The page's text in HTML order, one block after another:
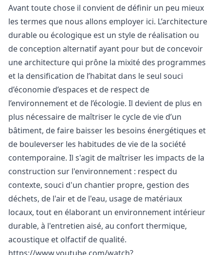
Avant toute chose il convient de définir un peu mieux
les termes que nous allons employer ici. L’architecture
durable ou écologique est un style de réalisation ou
de conception alternatif ayant pour but de concevoir
une architecture qui prône la mixité des programmes
et la densification de l’habitat dans le seul souci
d’économie d’espaces et de respect de
l’environnement et de l’écologie. Il devient de plus en
plus nécessaire de maîtriser le cycle de vie d’un
bâtiment, de faire baisser les besoins énergétiques et
de bouleverser les habitudes de vie de la société
contemporaine. Il s'agit de maîtriser les impacts de la
construction sur l'environnement : respect du
contexte, souci d'un chantier propre, gestion des
déchets, de l'air et de l'eau, usage de matériaux
locaux, tout en élaborant un environnement intérieur
durable, à l'entretien aisé, au confort thermique,
acoustique et olfactif de qualité.